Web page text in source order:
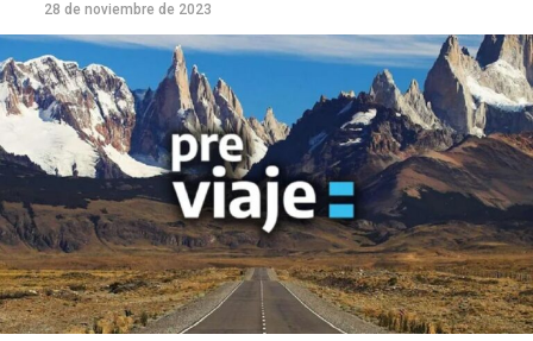
28 de noviembre de 2023